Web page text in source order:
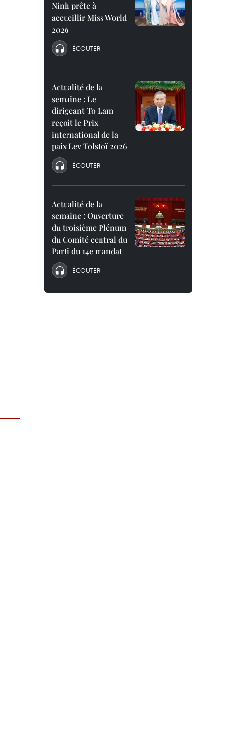
Ninh prête à
accueillir Miss World
2026
ÉCOUTER
Actualité de la
semaine : Le
dirigeant To Lam
reçoit le Prix
international de la
paix Lev Tolstoï 2026
ÉCOUTER
Actualité de la
semaine : Ouverture
du troisième Plénum
du Comité central du
Parti du 14e mandat
ÉCOUTER